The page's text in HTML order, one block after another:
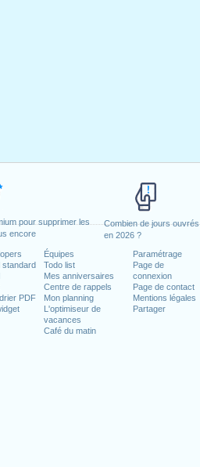
pour supprimer les
encore
Combien de jours ouvrés
en 2026 ?
standard
PDF
Équipes
Todo list
Mes anniversaires
Centre de rappels
Mon planning
L'optimiseur de
vacances
Café du matin
Paramétrage
Page de
connexion
Page de contact
Mentions légales
Partager